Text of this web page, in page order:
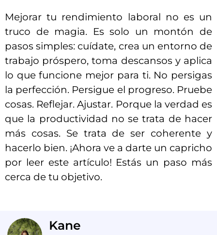
Mejorar tu rendimiento laboral no es un
truco de magia. Es solo un montón de
pasos simples: cuídate, crea un entorno de
trabajo próspero, toma descansos y aplica
lo que funcione mejor para ti. No persigas
la perfección. Persigue el progreso. Pruebe
cosas. Reflejar. Ajustar. Porque la verdad es
que la productividad no se trata de hacer
más cosas. Se trata de ser coherente y
hacerlo bien. ¡Ahora ve a darte un capricho
por leer este artículo! Estás un paso más
cerca de tu objetivo.
Kane